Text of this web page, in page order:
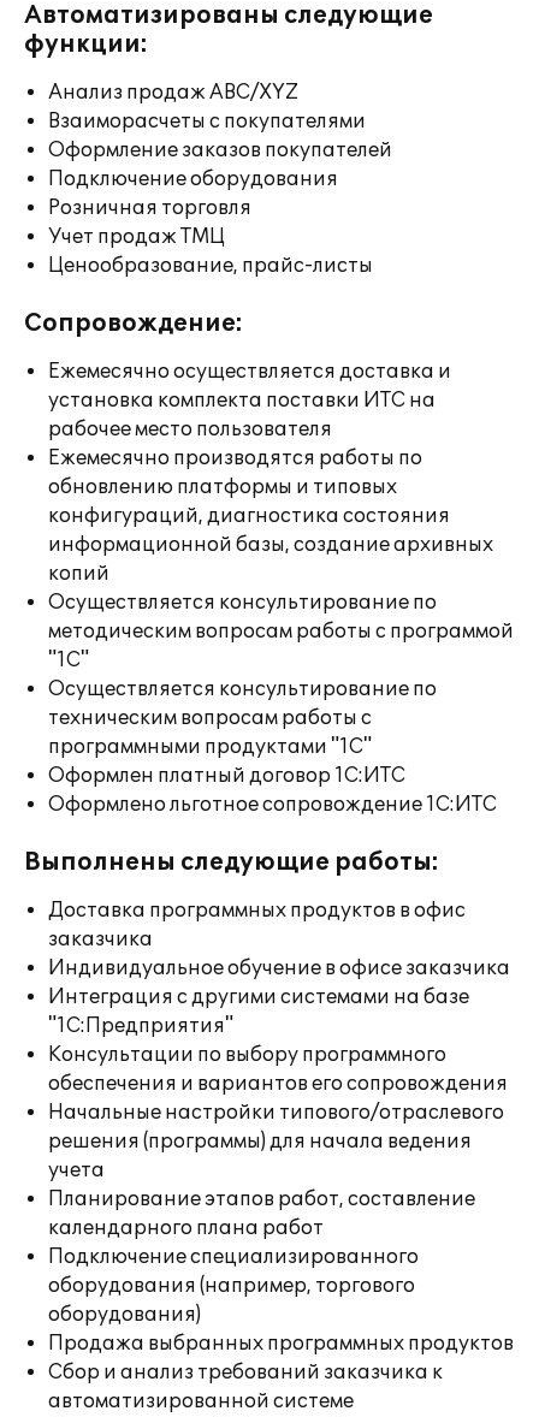
Автоматизированы следующие
функции:
Анализ продаж ABC/XYZ
Взаиморасчеты с покупателями
Оформление заказов покупателей
Подключение оборудования
Розничная торговля
Учет продаж ТМЦ
Ценообразование, прайс-листы
Сопровождение:
Ежемесячно осуществляется доставка и
установка комплекта поставки ИТС на
рабочее место пользователя
Ежемесячно производятся работы по
обновлению платформы и типовых
конфигураций, диагностика состояния
информационной базы, создание архивных
копий
Осуществляется консультирование по
методическим вопросам работы с программой
"1С"
Осуществляется консультирование по
техническим вопросам работы с
программными продуктами "1С"
Оформлен платный договор 1С:ИТС
Оформлено льготное сопровождение 1С:ИТС
Выполнены следующие работы:
Доставка программных продуктов в офис
заказчика
Индивидуальное обучение в офисе заказчика
Интеграция с другими системами на базе
"1С:Предприятия"
Консультации по выбору программного
обеспечения и вариантов его сопровождения
Начальные настройки типового/отраслевого
решения (программы) для начала ведения
учета
Планирование этапов работ, составление
календарного плана работ
Подключение специализированного
оборудования (например, торгового
оборудования)
Продажа выбранных программных продуктов
Сбор и анализ требований заказчика к
автоматизированной системе